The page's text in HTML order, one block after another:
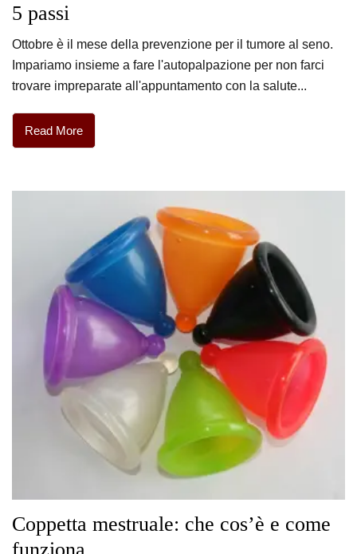
5 passi
Ottobre è il mese della prevenzione per il tumore al seno.
Impariamo insieme a fare l'autopalpazione per non farci
trovare impreparate all'appuntamento con la salute...
Read More
Coppetta mestruale: che cos’è e come